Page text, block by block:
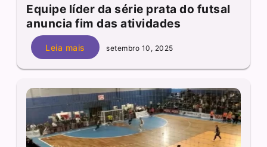
Equipe líder da série prata do futsal
anuncia fim das atividades
Leia mais setembro 10, 2025